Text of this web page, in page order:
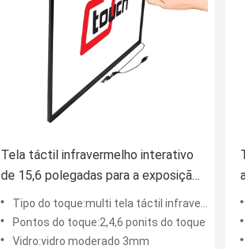
Tela táctil infravermelho interativo
de 15,6 polegadas para a exposição
do LCD prática
Tipo do toque:multi tela táctil infravermelho
Pontos do toque:2,4,6 ponits do toque
Vidro:vidro moderado 3mm